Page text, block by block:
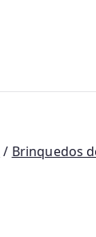
/ Brinquedos